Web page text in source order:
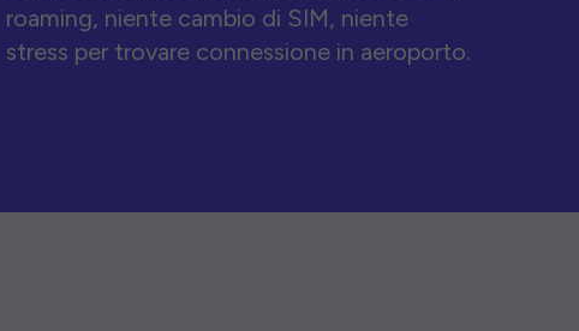
roaming, niente cambio di SIM, niente
stress per trovare connessione in aeroporto.